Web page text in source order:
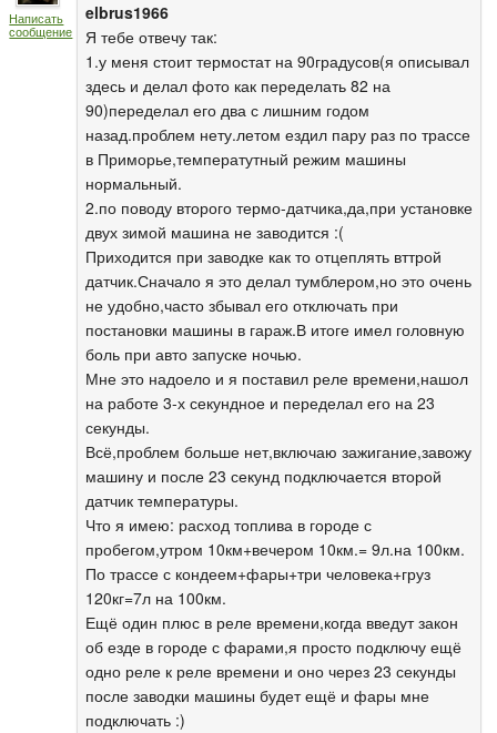
Написать
сообщение
elbrus1966
Я тебе отвечу так:
1.у меня стоит термостат на 90градусов(я описывал
здесь и делал фото как переделать 82 на
90)переделал его два с лишним годом
назад.проблем нету.летом ездил пару раз по трассе
в Приморье,температутный режим машины
нормальный.
2.по поводу второго термо-датчика,да,при установке
двух зимой машина не заводится :(
Приходится при заводке как то отцеплять вттрой
датчик.Сначало я это делал тумблером,но это очень
не удобно,часто збывал его отключать при
постановки машины в гараж.В итоге имел головную
боль при авто запуске ночью.
Мне это надоело и я поставил реле времени,нашол
на работе 3-х секундное и переделал его на 23
секунды.
Всё,проблем больше нет,включаю зажигание,завожу
машину и после 23 секунд подключается второй
датчик температуры.
Что я имею: расход топлива в городе с
пробегом,утром 10км+вечером 10км.= 9л.на 100км.
По трассе с кондеем+фары+три человека+груз
120кг=7л на 100км.
Ещё один плюс в реле времени,когда введут закон
об езде в городе с фарами,я просто подключу ещё
одно реле к реле времени и оно через 23 секунды
после заводки машины будет ещё и фары мне
подключать :)